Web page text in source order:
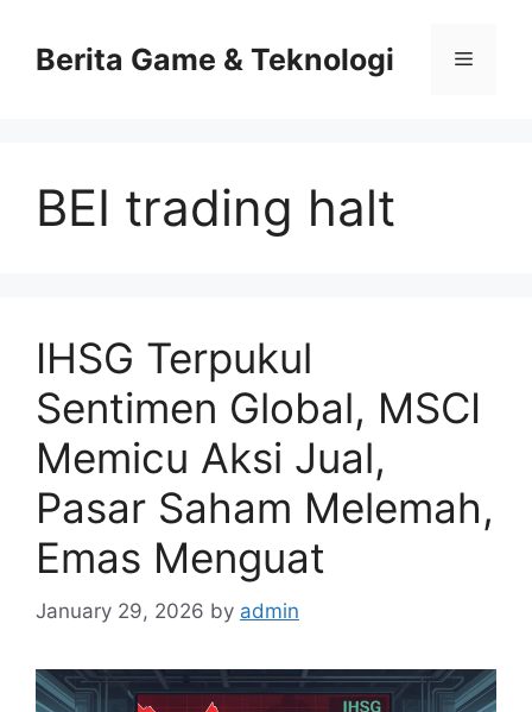
contentBerita Game & Teknologi Menu
BEI trading halt
IHSG Terpukul
Sentimen Global, MSCI
Memicu Aksi Jual,
Pasar Saham Melemah,
Emas Menguat
January 29, 2026 by admin